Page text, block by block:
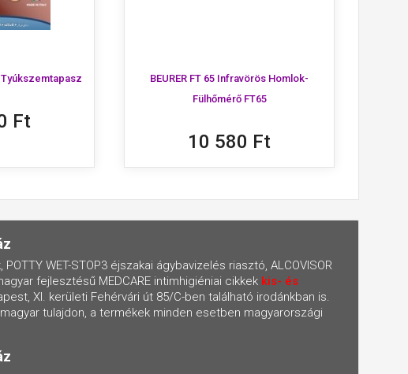
Ft
BEURER FT 65 Infravörös Homlok-
Fülhőmérő FT65
10 580 Ft
WET-STOP3 éjszakai ágybavizelés riasztó, ALCOVISOR
fejlesztésű MEDCARE intimhigiéniai cikkek kis- és
XI. kerületi Fehérvári út 85/C-ben található irodánkban is.
tulajdon, a termékek minden esetben magyarországi